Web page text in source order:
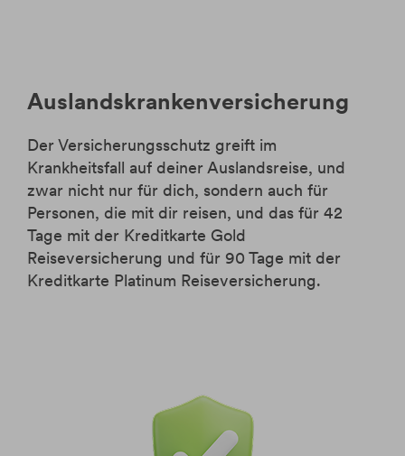
Auslandskrankenversicherung
Der Versicherungsschutz greift im
Krankheitsfall auf deiner Auslandsreise, und
zwar nicht nur für dich, sondern auch für
Personen, die mit dir reisen, und das für 42
Tage mit der Kreditkarte Gold
Reiseversicherung und für 90 Tage mit der
Kreditkarte Platinum Reiseversicherung.